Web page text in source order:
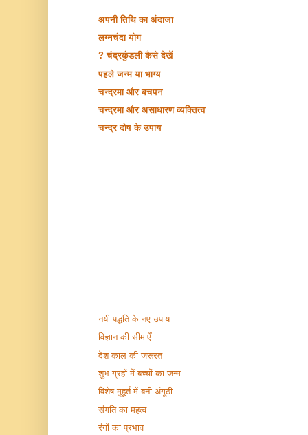
अपनी तिथि का अंदाजा
लग्नचंदा योग
चंद्रकुंडली कैसे देखें ?
पहले जन्म या भाग्य
चन्द्रमा और बचपन
चन्द्रमा और असाधारण व्यक्तित्व
चन्द्र दोष के उपाय
नयी पद्धति के नए उपाय
विज्ञान की सीमाएँ
देश काल की जरूरत
शुभ ग्रहों में बच्चों का जन्म
विशेष मुहूर्त में बनी अंगूठी
संगति का महत्व
रंगों का प्रभाव